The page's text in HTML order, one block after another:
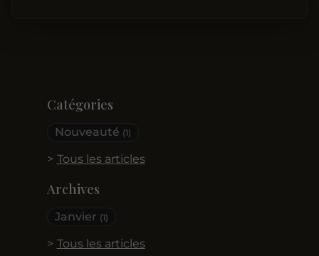
Catégories
Nouveauté (1)
Tous les articles
Archives
Janvier (1)
Tous les articles